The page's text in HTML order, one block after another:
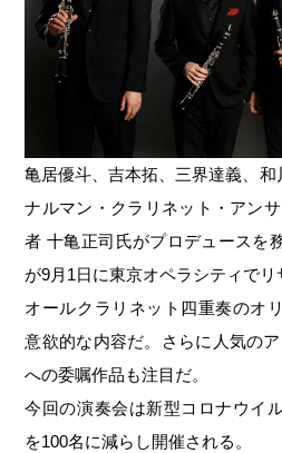
亀居優斗、吉本拓、三界達義、和
ナルマン・クラリネット・アン
者 十亀正司氏がプロデュースを
が9月1日に東京オペラシティでリ
オールクラリネット四重奏のオ
意欲的な内容だ。さらに人気の
への委嘱作品も注目だ。
今回の演奏会は新型コロナウイ
を100名に減らし開催される。